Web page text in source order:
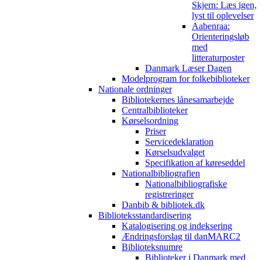
Skjern: Læs igen,
lyst til oplevelser
Aabenraa:
Orienteringsløb
med
litteraturposter
Danmark Læser Dagen
Modelprogram for folkebiblioteker
Nationale ordninger
Bibliotekernes lånesamarbejde
Centralbiblioteker
Kørselsordning
Priser
Servicedeklaration
Kørselsudvalget
Specifikation af køreseddel
Nationalbibliografien
Nationalbibliografiske
registreringer
Danbib & bibliotek.dk
Biblioteksstandardisering
Katalogisering og indeksering
Ændringsforslag til danMARC2
Biblioteksnumre
Biblioteker i Danmark med